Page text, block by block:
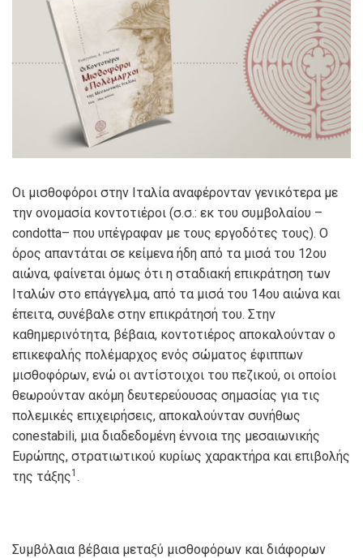
Οι μισθοφόροι στην Ιταλία αναφέρονταν γενικότερα με
την ονομασία κοντοτιέροι (σ.σ.: εκ του συμβολαίου –
condotta– που υπέγραφαν με τους εργοδότες τους). Ο
όρος απαντάται σε κείμενα ήδη από τα μισά του 12ου
αιώνα, φαίνεται όμως ότι η σταδιακή επικράτηση των
Ιταλών στο επάγγελμα, από τα μισά του 14ου αιώνα και
έπειτα, συνέβαλε στην επικράτησή του. Στην
καθημερινότητα, βέβαια, κοντοτιέρος αποκαλούνταν ο
επικεφαλής πολέμαρχος ενός σώματος έφιππων
μισθοφόρων, ενώ οι αντίστοιχοι του πεζικού, οι οποίοι
θεωρούνταν ακόμη δευτερεύουσας σημασίας για τις
πολεμικές επιχειρήσεις, αποκαλούνταν συνήθως
conestabili, μια διαδεδομένη έννοια της μεσαιωνικής
Ευρώπης, στρατιωτικού κυρίως χαρακτήρα και επιβολής
της τάξης1 .
Συμβόλαια βέβαια μεταξύ μισθοφόρων και διάφορων